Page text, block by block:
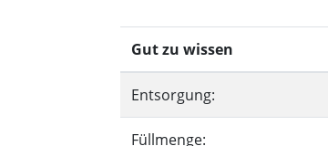
Gut zu wissen
Entsorgung:
Füllmenge: